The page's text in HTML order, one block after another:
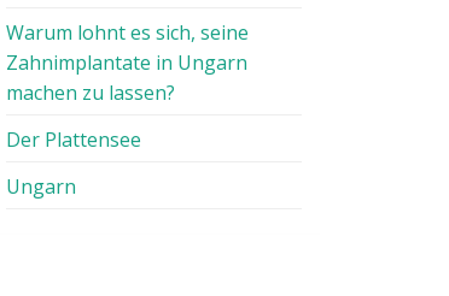
Warum lohnt es sich, seine
Zahnimplantate in Ungarn
machen zu lassen?
Der Plattensee
Ungarn